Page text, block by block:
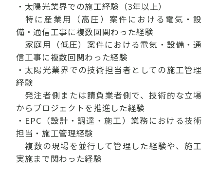
・太陽光業界での施工経験（3年以上）
特に産業用（高圧）案件における電気・設
備・通信工事に複数回関わった経験
家庭用（低圧）案件における電気・設備・通
信工事に複数回関わった経験
・太陽光業界での技術担当者としての施工管理
経験
発注者側または請負業者側で、技術的な立場
からプロジェクトを推進した経験
・EPC（設計・調達・施工）業務における技術
担当・施工管理経験
複数の現場を並行して管理した経験や、施工
実施まで関わった経験